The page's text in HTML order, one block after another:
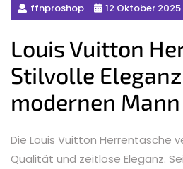
ffnproshop 12 Oktober 2025
Louis Vuitton
Stilvolle
modernen Mann
Die Louis Vuitton Herrentasche
Qualität und zeitlose Eleganz.